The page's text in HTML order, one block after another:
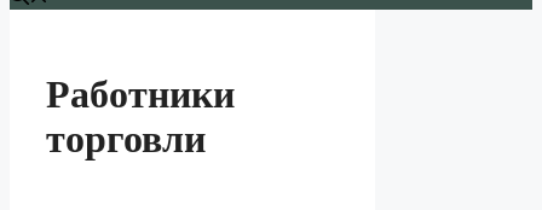
Работники
торговли